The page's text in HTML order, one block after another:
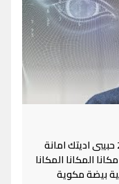
جلابية بيضة مكوية حبيبى يسحروك لية 2 حبيبى اديتك امانة
المكانا المكانا
بيضة مكوية